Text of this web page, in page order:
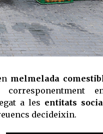
melmelada
corresponentment
a les entitats
decideixin.